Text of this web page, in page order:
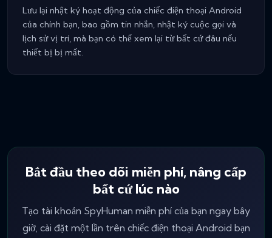
Lưu lại nhật ký hoạt động của chiếc điện thoại Android
của chính bạn, bao gồm tin nhắn, nhật ký cuộc gọi và
lịch sử vị trí, mà bạn có thể xem lại từ bất cứ đâu nếu
thiết bị bị mất.
Bắt đầu theo dõi miễn phí, nâng cấp
bất cứ lúc nào
Tạo tài khoản SpyHuman miễn phí của bạn ngay bây
giờ, cài đặt một lần trên chiếc điện thoại Android bạn